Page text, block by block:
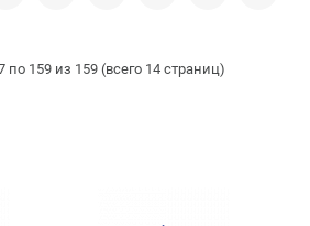
по 159 из 159 (всего 14 страниц)